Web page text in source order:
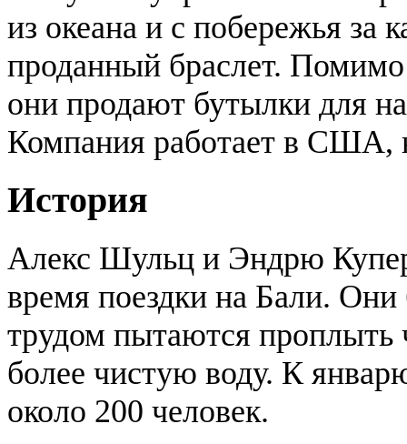
из океана и с побережья за
проданный браслет. Помимо
они продают бутылки для
Компания работает в США,
История
Алекс Шульц и Эндрю
время поездки на Бали.
трудом пытаются проплыть
более чистую воду. К
около 200 человек.